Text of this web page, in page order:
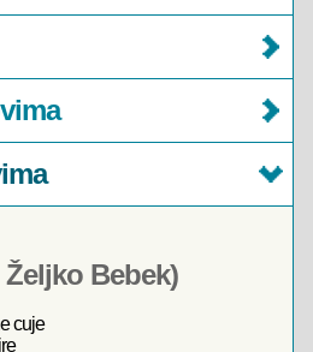
Bebek)
cuje